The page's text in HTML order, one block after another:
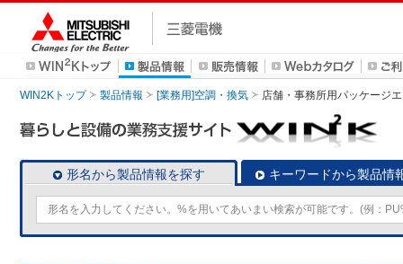
WIN2Kトップ 製品情報 [業務用]空調・換気 店舗・事務所用パッケージ
形名から製品情報を探す キーワードから製品情